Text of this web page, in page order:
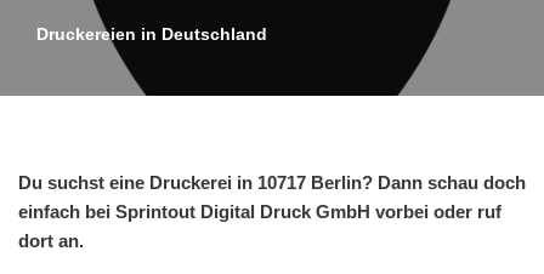
Druckereien in Deutschland
Du suchst eine Druckerei in 10717 Berlin? Dann schau doch
einfach bei Sprintout Digital Druck GmbH vorbei oder ruf
dort an.